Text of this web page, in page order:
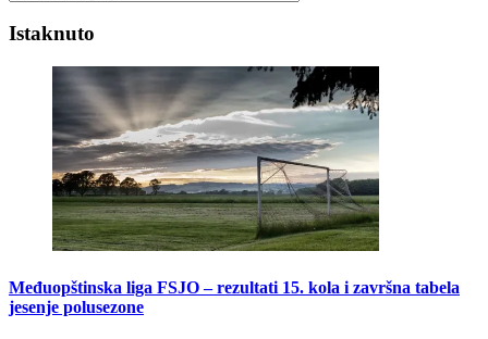
Istaknuto
Međuopštinska liga FSJO – rezultati 15. kola i završna tabela
jesenje polusezone